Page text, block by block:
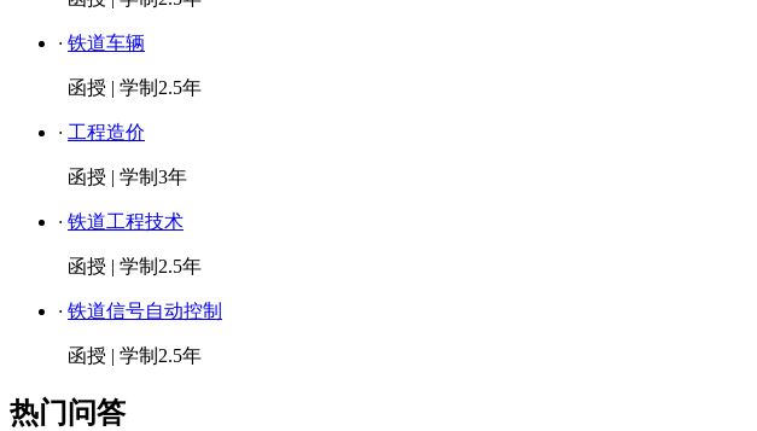
· 铁道车辆
函授 | 学制2.5年
· 工程造价
函授 | 学制3年
· 铁道工程技术
函授 | 学制2.5年
· 铁道信号自动控制
函授 | 学制2.5年
热门问答